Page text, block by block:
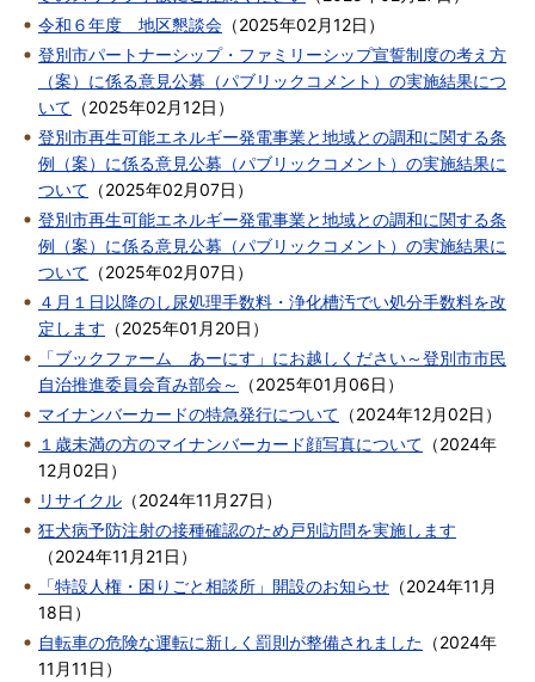
令和６年度 地区懇談会 （2025年02月12日 ）
登別市パートナーシップ・ファミリーシップ宣誓制度の考え方
（案）に係る意見公募（パブリックコメント）の実施結果につ
いて （2025年02月12日 ）
登別市再生可能エネルギー発電事業と地域との調和に関する条
例（案）に係る意見公募（パブリックコメント）の実施結果に
ついて （2025年02月07日 ）
登別市再生可能エネルギー発電事業と地域との調和に関する条
例（案）に係る意見公募（パブリックコメント）の実施結果に
ついて （2025年02月07日 ）
４月１日以降のし尿処理手数料・浄化槽汚でい処分手数料を改
定します （2025年01月20日 ）
「ブックファーム あーにす」にお越しください～登別市市民
自治推進委員会育み部会～
（2025年01月06日 ）
マイナンバーカードの特急発行について （2024年12月02日 ）
１歳未満の方のマイナンバーカード顔写真について （2024年
12月02日 ）
リサイクル （2024年11月27日 ）
狂犬病予防注射の接種確認のため戸別訪問を実施します
（2024年11月21日 ）
「特設人権・困りごと相談所」開設のお知らせ （2024年11月
18日 ）
自転車の危険な運転に新しく罰則が整備されました （2024年
11月11日 ）